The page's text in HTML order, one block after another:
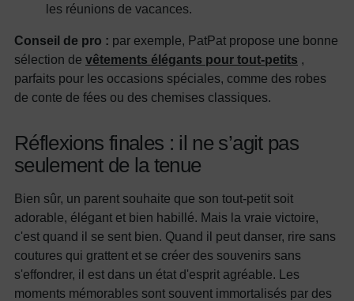
les réunions de vacances.
Conseil de pro : par exemple, PatPat propose une bonne
sélection de vêtements élégants pour tout-petits ,
parfaits pour les occasions spéciales, comme des robes
de conte de fées ou des chemises classiques.
Réflexions finales : il ne s’agit pas
seulement de la tenue
Bien sûr, un parent souhaite que son tout-petit soit
adorable, élégant et bien habillé. Mais la vraie victoire,
c'est quand il se sent bien. Quand il peut danser, rire sans
coutures qui grattent et se créer des souvenirs sans
s'effondrer, il est dans un état d'esprit agréable. Les
moments mémorables sont souvent immortalisés par des